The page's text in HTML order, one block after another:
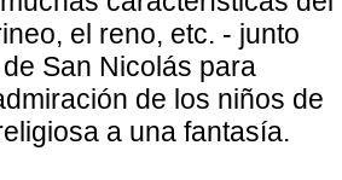
el reno, etc. - junto
San Nicolás para
de los niños de
a una fantasía.